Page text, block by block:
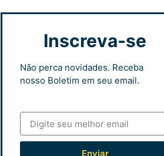
Inscreva-se
Não perca novidades. Receba
nosso Boletim em seu email.
Enviar